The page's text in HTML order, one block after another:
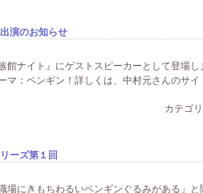
演のお知らせ
館ナイト』にゲストスピーカーとして登場
マ：ペンギン！詳しくは、中村元さんのサ
カテゴ
ーズ第１回
場にきもちわるいペンギンぐるみがある」